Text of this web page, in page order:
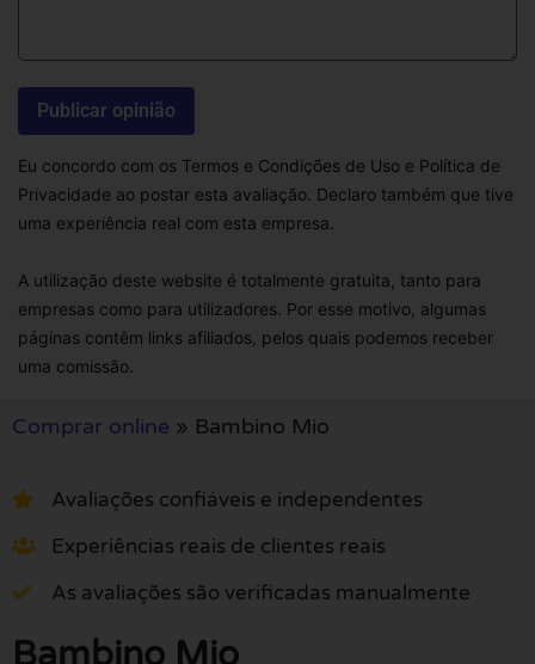
Eu concordo com os Termos e Condições de Uso e Política de
Privacidade ao postar esta avaliação. Declaro também que tive
uma experiência real com esta empresa.
A utilização deste website é totalmente gratuita, tanto para
empresas como para utilizadores. Por esse motivo, algumas
páginas contêm links afiliados, pelos quais podemos receber
uma comissão.
Comprar online » Bambino Mio
Avaliações confiáveis e independentes
Experiências reais de clientes reais
As avaliações são verificadas manualmente
Bambino Mio